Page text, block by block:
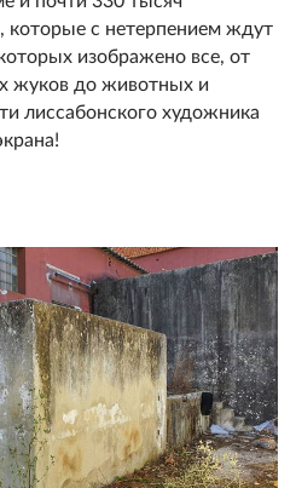
которые с нетерпением ждут
изображено все, от
жуков до животных и
лиссабонского художника